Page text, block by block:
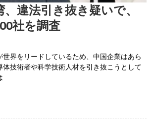
、違法引き抜き疑いで、
社を調査
界をリードしているため、中国企業はあら
技術者や科学技術人材を引き抜こうとして